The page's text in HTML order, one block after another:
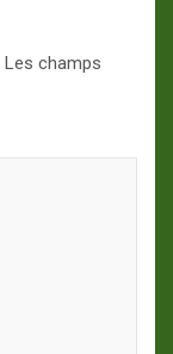
Les champs